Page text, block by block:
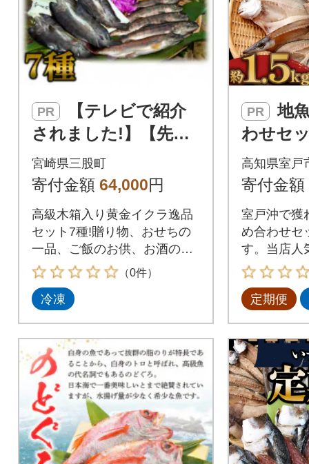
PR
されました!】【先行
受付】高級木箱入り黄
金イクラ逸品セット
宮崎県三股町
寄付金額 64,000円
高級木箱入り黄金イクラ逸品
セット7種!贈り物、おせちの
一品、ご飯のお供、お酒のお
つまみ、おかずにも!
（0件）
冷凍
PR
地魚 干物 詰め合
わせセ
訳あり
ひもの
高知県室戸
寄付金額
室戸沖で獲
め合わせセ
す。当店人
バ、カマス
たての魚干
回定期便で
菜としても
工品!
定期便